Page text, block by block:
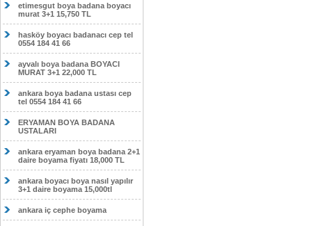
etimesgut boya badana boyacı
murat 3+1 15,750 TL
hasköy boyacı badanacı cep tel
0554 184 41 66
ayvalı boya badana BOYACI
MURAT 3+1 22,000 TL
ankara boya badana ustası cep
tel 0554 184 41 66
ERYAMAN BOYA BADANA
USTALARI
ankara eryaman boya badana 2+1
daire boyama fiyatı 18,000 TL
ankara boyacı boya nasıl yapılır
3+1 daire boyama 15,000tl
ankara iç cephe boyama